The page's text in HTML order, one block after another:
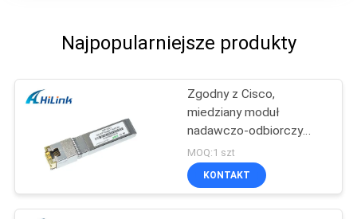
Najpopularniejsze produkty
Zgodny z Cisco,
miedziany moduł
nadawczo-odbiorczy
SFP + 10G SFP -10G-T
złącze RJ45
MOQ:1 szt
KONTAKT